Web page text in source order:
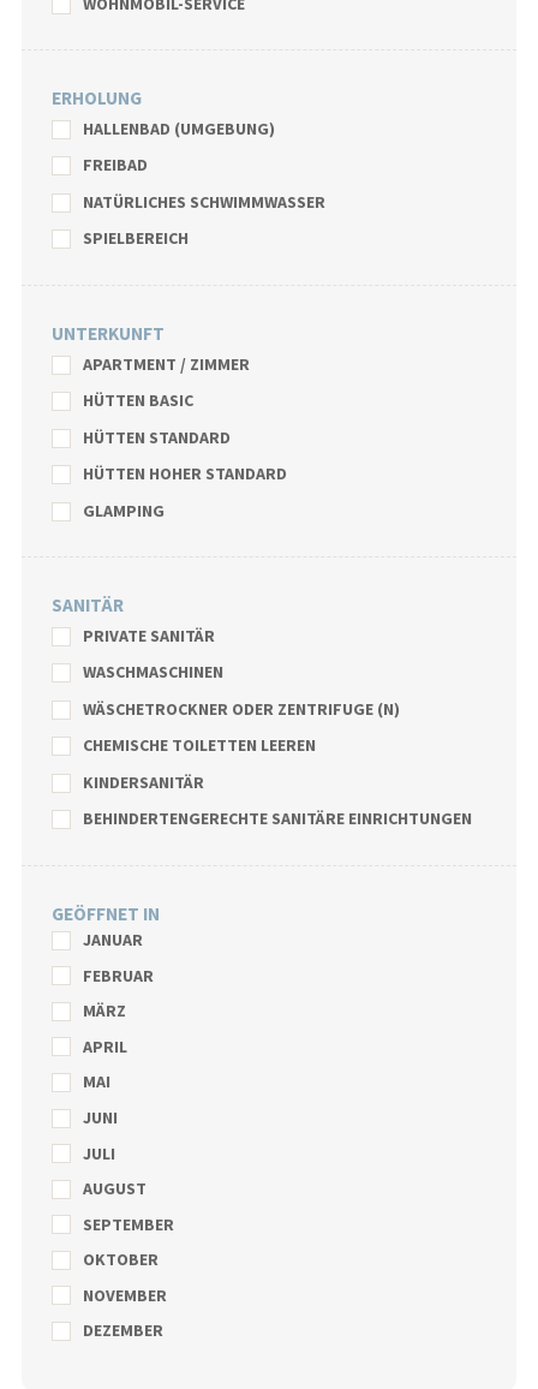
ERHOLUNG
HALLENBAD (UMGEBUNG)
FREIBAD
NATÜRLICHES SCHWIMMWASSER
SPIELBEREICH
UNTERKUNFT
APARTMENT / ZIMMER
HÜTTEN BASIC
HÜTTEN STANDARD
HÜTTEN HOHER STANDARD
GLAMPING
SANITÄR
PRIVATE SANITÄR
WASCHMASCHINEN
WÄSCHETROCKNER ODER ZENTRIFUGE (N)
CHEMISCHE TOILETTEN LEEREN
KINDERSANITÄR
BEHINDERTENGERECHTE SANITÄRE EINRICHTUNGEN
GEÖFFNET IN
JANUAR
FEBRUAR
MÄRZ
APRIL
MAI
JUNI
JULI
AUGUST
SEPTEMBER
OKTOBER
NOVEMBER
DEZEMBER